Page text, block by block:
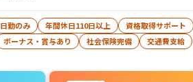
日勤のみ 年間休日110日以上
資格取得サポート
ボーナス・賞与あり 社会保険完備
交通費支給